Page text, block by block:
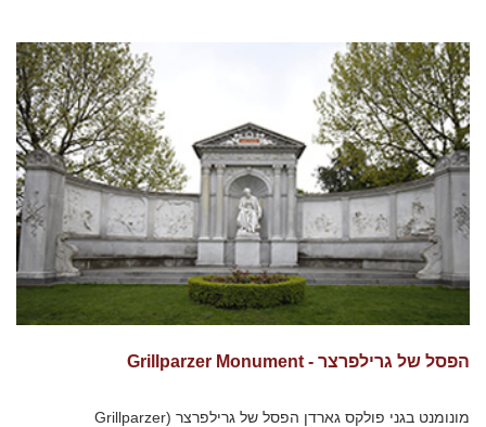
הפסל של גרילפרצר - Grillparzer Monument
מונומנט בגני פולקס גארדן הפסל של גרילפרצר (Grillparzer